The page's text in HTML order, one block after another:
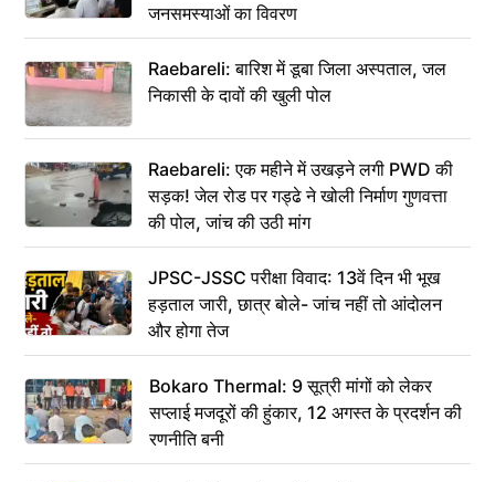
जनसमस्याओं का विवरण
Raebareli: बारिश में डूबा जिला अस्पताल, जल
निकासी के दावों की खुली पोल
Raebareli: एक महीने में उखड़ने लगी PWD की
सड़क! जेल रोड पर गड्ढे ने खोली निर्माण गुणवत्ता
की पोल, जांच की उठी मांग
JPSC-JSSC परीक्षा विवाद: 13वें दिन भी भूख
हड़ताल जारी, छात्र बोले- जांच नहीं तो आंदोलन
और होगा तेज
Bokaro Thermal: 9 सूत्री मांगों को लेकर
सप्लाई मजदूरों की हुंकार, 12 अगस्त के प्रदर्शन की
रणनीति बनी